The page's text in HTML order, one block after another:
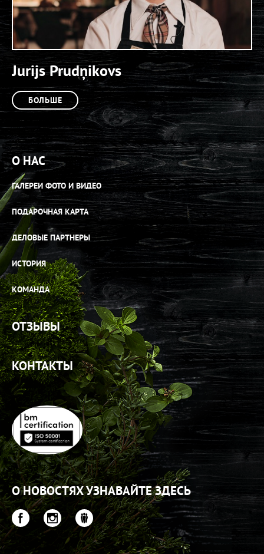
Jurijs Prudņikovs
БОЛЬШЕ
О НАС
ГАЛЕРЕИ ФОТО И ВИДЕО
ПОДАРОЧНАЯ КАРТА
ДЕЛОВЫЕ ПАРТНЕРЫ
ИСТОРИЯ
КОМАНДА
ОТЗЫВЫ
КОНТАКТЫ
О НОВОСТЯХ УЗНАВАЙТЕ ЗДЕСЬ